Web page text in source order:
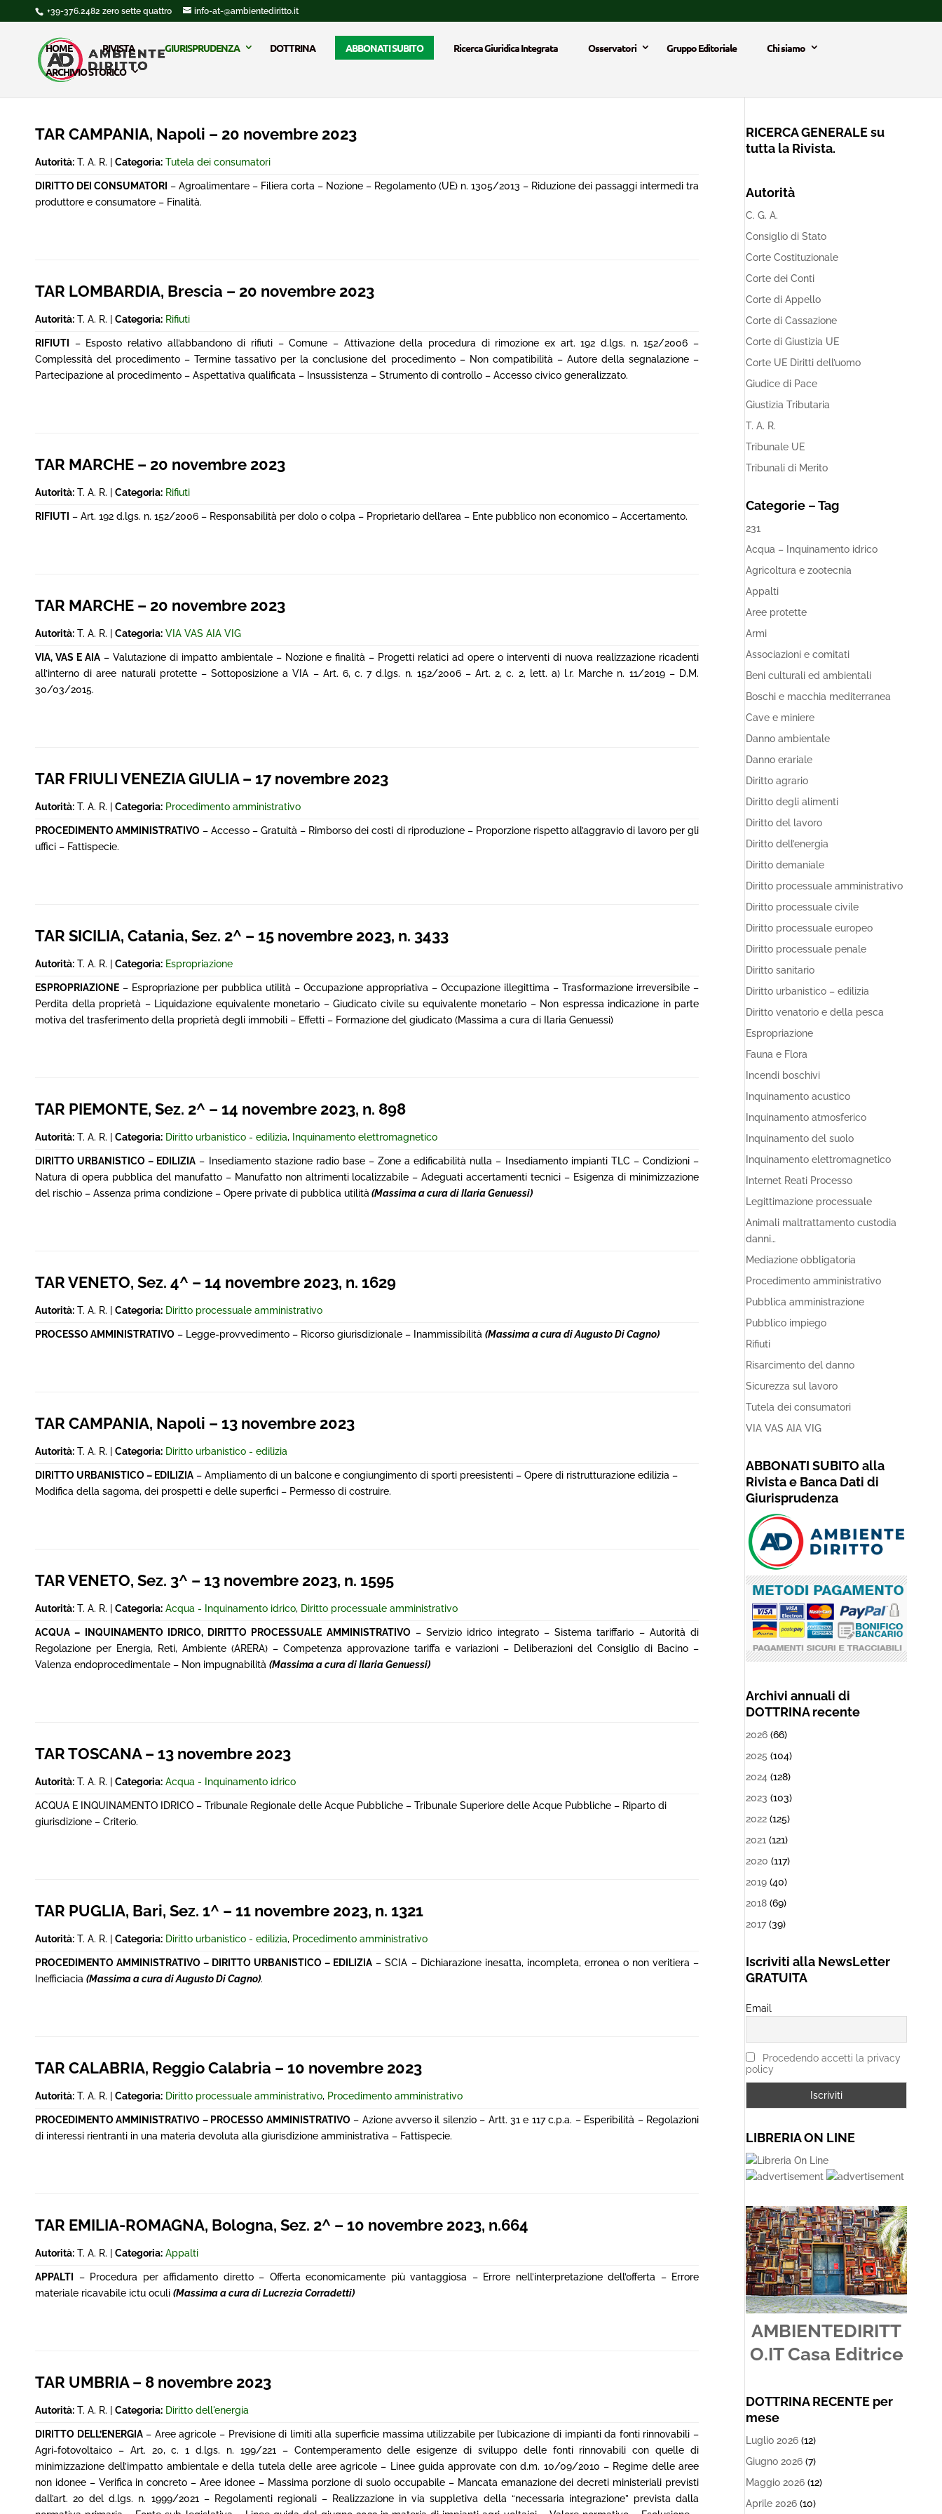
+39-376.2482 zero sette quattro info-at-@ambientediritto.it
HOME RIVISTA GIURISPRUDENZA DOTTRINA ABBONATI SUBITO Ricerca Giuridica Integrata Osservatori Gruppo Editoriale
Chi siamo
ARCHIVIO STORICO
TAR CAMPANIA, Napoli – 20 novembre 2023
Autorità: T. A. R. | Categoria: Tutela dei consumatori
DIRITTO DEI CONSUMATORI – Agroalimentare – Filiera corta – Nozione – Regolamento (UE) n. 1305/2013 – Riduzione dei passaggi intermedi tra
produttore e consumatore – Finalità.
TAR LOMBARDIA, Brescia – 20 novembre 2023
Autorità: T. A. R. | Categoria: Rifiuti
RIFIUTI
– Esposto relativo all’abbandono di rifiuti – Comune – Attivazione della procedura di rimozione ex art. 192 d.lgs. n. 152/2006 –
Complessità del procedimento – Termine tassativo per la conclusione del procedimento – Non compatibilità – Autore della segnalazione –
Partecipazione al procedimento – Aspettativa qualificata – Insussistenza – Strumento di controllo – Accesso civico generalizzato.
TAR MARCHE – 20 novembre 2023
Autorità: T. A. R. | Categoria: Rifiuti
RIFIUTI – Art. 192 d.lgs. n. 152/2006 – Responsabilità per dolo o colpa – Proprietario dell’area – Ente pubblico non economico – Accertamento.
TAR MARCHE – 20 novembre 2023
Autorità: T. A. R. | Categoria: VIA VAS AIA VIG
VIA, VAS E AIA – Valutazione di impatto ambientale – Nozione e finalità – Progetti relatici ad opere o interventi di nuova realizzazione ricadenti
all’interno di aree naturali protette – Sottoposizione a VIA – Art. 6, c. 7 d.lgs. n. 152/2006 – Art. 2, c. 2, lett. a) l.r. Marche n. 11/2019 – D.M.
30/03/2015.
TAR FRIULI VENEZIA GIULIA – 17 novembre 2023
Autorità: T. A. R. | Categoria: Procedimento amministrativo
PROCEDIMENTO AMMINISTRATIVO – Accesso – Gratuità – Rimborso dei costi di riproduzione – Proporzione rispetto all’aggravio di lavoro per gli
uffici – Fattispecie.
TAR SICILIA, Catania, Sez. 2^ – 15 novembre 2023, n. 3433
Autorità: T. A. R. | Categoria: Espropriazione
ESPROPRIAZIONE – Espropriazione per pubblica utilità – Occupazione appropriativa – Occupazione illegittima – Trasformazione irreversibile –
Perdita della proprietà – Liquidazione equivalente monetario – Giudicato civile su equivalente monetario – Non espressa indicazione in parte
motiva del trasferimento della proprietà degli immobili – Effetti – Formazione del giudicato (Massima a cura di Ilaria Genuessi)
TAR PIEMONTE, Sez. 2^ – 14 novembre 2023, n. 898
Autorità: T. A. R. | Categoria: Diritto urbanistico - edilizia, Inquinamento elettromagnetico
DIRITTO URBANISTICO – EDILIZIA – Insediamento stazione radio base – Zone a edificabilità nulla – Insediamento impianti TLC – Condizioni –
Natura di opera pubblica del manufatto – Manufatto non altrimenti localizzabile – Adeguati accertamenti tecnici – Esigenza di minimizzazione
del rischio – Assenza prima condizione – Opere private di pubblica utilità (Massima a cura di Ilaria Genuessi)
TAR VENETO, Sez. 4^ – 14 novembre 2023, n. 1629
Autorità: T. A. R. | Categoria: Diritto processuale amministrativo
PROCESSO AMMINISTRATIVO – Legge-provvedimento – Ricorso giurisdizionale – Inammissibilità (Massima a cura di Augusto Di Cagno)
TAR CAMPANIA, Napoli – 13 novembre 2023
Autorità: T. A. R. | Categoria: Diritto urbanistico - edilizia
DIRITTO URBANISTICO – EDILIZIA – Ampliamento di un balcone e congiungimento di sporti preesistenti – Opere di ristrutturazione edilizia –
Modifica della sagoma, dei prospetti e delle superfici – Permesso di costruire.
TAR VENETO, Sez. 3^ – 13 novembre 2023, n. 1595
Autorità: T. A. R. | Categoria: Acqua - Inquinamento idrico, Diritto processuale amministrativo
ACQUA – INQUINAMENTO IDRICO, DIRITTO PROCESSUALE AMMINISTRATIVO– Servizio idrico integrato – Sistema tariffario – Autorità di
Regolazione per Energia, Reti, Ambiente (ARERA) – Competenza approvazione tariffa e variazioni – Deliberazioni del Consiglio di Bacino –
Valenza endoprocedimentale – Non impugnabilità (Massima a cura di Ilaria Genuessi)
TAR TOSCANA – 13 novembre 2023
Autorità: T. A. R. | Categoria: Acqua - Inquinamento idrico
ACQUA E INQUINAMENTO IDRICO – Tribunale Regionale delle Acque Pubbliche – Tribunale Superiore delle Acque Pubbliche – Riparto di
giurisdizione – Criterio.
TAR PUGLIA, Bari, Sez. 1^ – 11 novembre 2023, n. 1321
Autorità: T. A. R. | Categoria: Diritto urbanistico - edilizia, Procedimento amministrativo
PROCEDIMENTO AMMINISTRATIVO – DIRITTO URBANISTICO – EDILIZIA – SCIA – Dichiarazione inesatta, incompleta, erronea o non veritiera –
Inefficiacia (Massima a cura di Augusto Di Cagno).
TAR CALABRIA, Reggio Calabria – 10 novembre 2023
Autorità: T. A. R. | Categoria: Diritto processuale amministrativo, Procedimento amministrativo
PROCEDIMENTO AMMINISTRATIVO – PROCESSO AMMINISTRATIVO– Azione avverso il silenzio – Artt. 31 e 117 c.p.a. – Esperibilità – Regolazioni
di interessi rientranti in una materia devoluta alla giurisdizione amministrativa – Fattispecie.
TAR EMILIA-ROMAGNA, Bologna, Sez. 2^ – 10 novembre 2023, n.664
Autorità: T. A. R. | Categoria: Appalti
APPALTI
– Procedura per affidamento diretto – Offerta economicamente più vantaggiosa – Errore nell’interpretazione dell’offerta – Errore
materiale ricavabile ictu oculi (Massima a cura di Lucrezia Corradetti)
TAR UMBRIA – 8 novembre 2023
Autorità: T. A. R. | Categoria: Diritto dell'energia
DIRITTO DELL’ENERGIA– Aree agricole – Previsione di limiti alla superficie massima utilizzabile per l’ubicazione di impianti da fonti rinnovabili –
Agri-fotovoltaico – Art. 20, c. 1 d.lgs. n. 199/221 – Contemperamento delle esigenze di sviluppo delle fonti rinnovabili con quelle di
minimizzazione dell’impatto ambientale e della tutela delle aree agricole – Linee guida approvate con d.m. 10/09/2010 – Regime delle aree
non idonee – Verifica in concreto – Aree idonee – Massima porzione di suolo occupabile – Mancata emanazione dei decreti ministeriali previsti
dall’art. 20 del d.lgs. n. 1999/2021 – Regolamenti regionali – Realizzazione in via suppletiva della “necessaria integrazione” prevista dalla
RICERCA GENERALE su
tutta la Rivista.
Autorità
C. G. A.
Consiglio di Stato
Corte Costituzionale
Corte dei Conti
Corte di Appello
Corte di Cassazione
Corte di Giustizia UE
Corte UE Diritti dell’uomo
Giudice di Pace
Giustizia Tributaria
T. A. R.
Tribunale UE
Tribunali di Merito
Categorie – Tag
231
Acqua – Inquinamento idrico
Agricoltura e zootecnia
Appalti
Aree protette
Armi
Associazioni e comitati
Beni culturali ed ambientali
Boschi e macchia mediterranea
Cave e miniere
Danno ambientale
Danno erariale
Diritto agrario
Diritto degli alimenti
Diritto del lavoro
Diritto dell’energia
Diritto demaniale
Diritto processuale amministrativo
Diritto processuale civile
Diritto processuale europeo
Diritto processuale penale
Diritto sanitario
Diritto urbanistico – edilizia
Diritto venatorio e della pesca
Espropriazione
Fauna e Flora
Incendi boschivi
Inquinamento acustico
Inquinamento atmosferico
Inquinamento del suolo
Inquinamento elettromagnetico
Internet Reati Processo
Legittimazione processuale
Animali maltrattamento custodia
danni…
Mediazione obbligatoria
Procedimento amministrativo
Pubblica amministrazione
Pubblico impiego
Rifiuti
Risarcimento del danno
Sicurezza sul lavoro
Tutela dei consumatori
VIA VAS AIA VIG
ABBONATI SUBITO alla
Rivista e Banca Dati di
Giurisprudenza
Archivi annuali di
DOTTRINA recente
2026 (66)
2025 (104)
2024 (128)
2023 (103)
2022 (125)
2021 (121)
2020 (117)
2019 (40)
2018 (69)
2017(39)
Iscriviti alla NewsLetter
GRATUITA
Email
Procedendo accetti la privacy
policy
LIBRERIA ON LINE
AMBIENTEDIRITT
O.IT Casa Editrice
DOTTRINA RECENTE per
mese
Luglio 2026 (12)
Giugno 2026 (7)
Maggio 2026 (12)
Aprile 2026 (10)